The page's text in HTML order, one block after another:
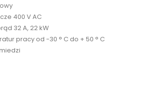
400 V AC
32 A, 22 kW
pracy od -30 ° C do + 50 ° C